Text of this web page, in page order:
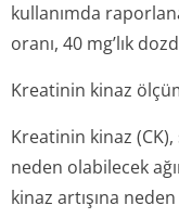
kullanımda
oranı, 40 mg’lık
Kreatinin kinaz
Kreatinin kinaz
neden olabilecek
kinaz artışına